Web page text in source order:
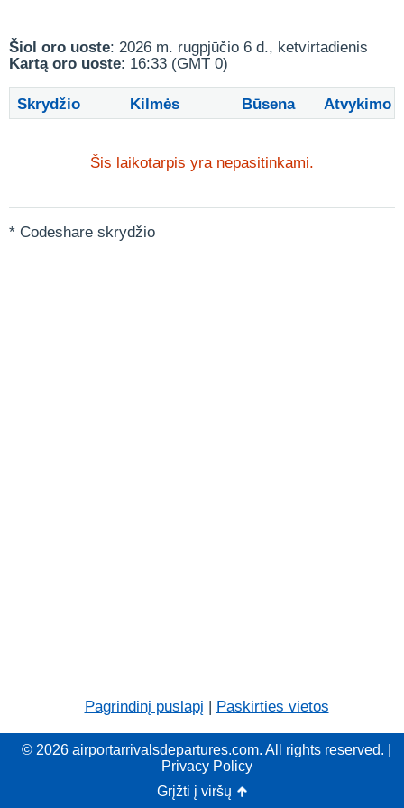
Šiol oro uoste: 2026 m. rugpjūčio 6 d., ketvirtadienis
Kartą oro uoste: 16:33 (GMT 0)
Skrydžio Kilmės Būsena Atvykimo
Šis laikotarpis yra nepasitinkami.
* Codeshare skrydžio
Pagrindinį puslapį | Paskirties vietos
© 2026 airportarrivalsdepartures.com. All rights reserved. |
Privacy Policy
Grįžti į viršų